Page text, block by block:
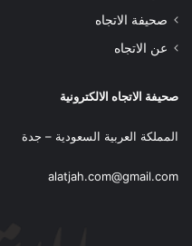
صحيفة الاتجاه
عن الاتجاه
صحيفة الاتجاه الالكترونية
المملكة العربية السعودية – جدة
alatjah.com@gmail.com